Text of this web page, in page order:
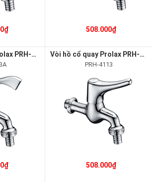
508.000₫
Vòi hồ cổ quay Prolax PRH-4113A Vòi hồ cổ quay Prolax PRH-4113
PRH-4113
508.000₫